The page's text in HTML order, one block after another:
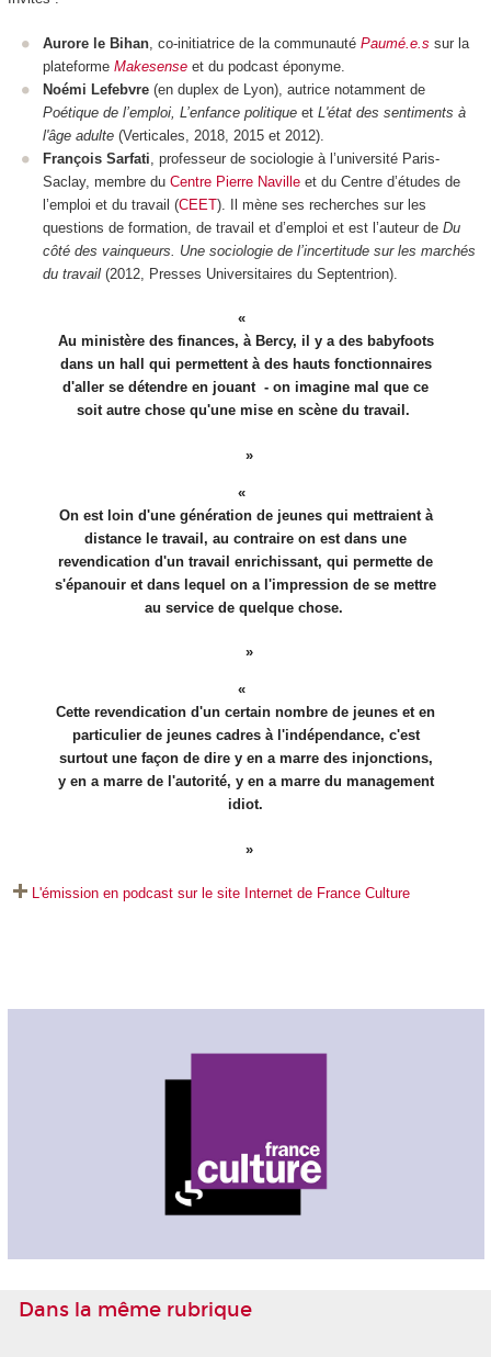
Aurore le Bihan , co-initiatrice de la communauté Paumé.e.s sur la
plateforme Makesense et du podcast éponyme.
Noémi Lefebvre (en duplex de Lyon), autrice notamment de
Poétique de l’emploi, L’enfance politique et L'état des sentiments à
l'âge adulte (Verticales, 2018, 2015 et 2012).
François Sarfati , professeur de sociologie à l’université Paris-
Saclay, membre du Centre Pierre Naville et du Centre d’études de
l’emploi et du travail (CEET). Il mène ses recherches sur les
questions de formation, de travail et d’emploi et est l’auteur de Du
côté des vainqueurs. Une sociologie de l’incertitude sur les marchés
du travail (2012, Presses Universitaires du Septentrion).
Au ministère des finances, à Bercy, il y a des babyfoots
dans un hall qui permettent à des hauts fonctionnaires
d'aller se détendre en jouant - on imagine mal que ce
soit autre chose qu'une mise en scène du travail.
On est loin d'une génération de jeunes qui mettraient à
distance le travail, au contraire on est dans une
revendication d'un travail enrichissant, qui permette de
s'épanouir et dans lequel on a l'impression de se mettre
au service de quelque chose.
Cette revendication d'un certain nombre de jeunes et en
particulier de jeunes cadres à l'indépendance, c'est
surtout une façon de dire y en a marre des injonctions,
y en a marre de l'autorité, y en a marre du management
idiot.
L'émission en podcast sur le site Internet de France Culture
Dans la même rubrique